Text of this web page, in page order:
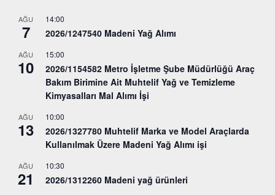
AĞU
7
14:00
2026/1247540 Madeni Yağ Alımı
AĞU
10
15:00
2026/1154582 Metro İşletme Şube Müdürlüğü Araç
Bakım Birimine Ait Muhtelif Yağ ve Temizleme
Kimyasalları Mal Alımı İşi
AĞU
13
10:00
2026/1327780 Muhtelif Marka ve Model Araçlarda
Kullanılmak Üzere Madeni Yağ Alımı işi
AĞU
21
10:30
2026/1312260 Madeni yağ ürünleri